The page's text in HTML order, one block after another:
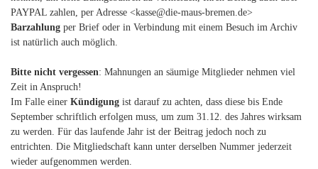
PAYPAL zahlen, per Adresse <kasse@die-maus-bremen.de>
Barzahlung per Brief oder in Verbindung mit einem Besuch im Archiv
ist natürlich auch möglich.
Bitte nicht vergessen: Mahnungen an säumige Mitglieder nehmen viel
Zeit in Anspruch!
Im Falle einer Kündigung ist darauf zu achten, dass diese bis Ende
September schriftlich erfolgen muss, um zum 31.12. des Jahres wirksam
zu werden. Für das laufende Jahr ist der Beitrag jedoch noch zu
entrichten. Die Mitgliedschaft kann unter derselben Nummer jederzeit
wieder aufgenommen werden.